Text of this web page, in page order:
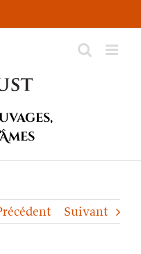
Suivant